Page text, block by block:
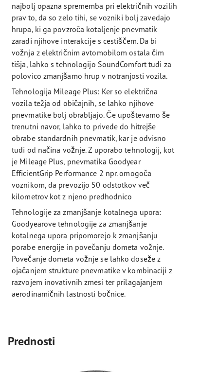
najbolj opazna sprememba pri električnih vozilih
prav to, da so zelo tihi, se vozniki bolj zavedajo
hrupa, ki ga povzroča kotaljenje pnevmatik
zaradi njihove interakcije s cestiščem. Da bi
vožnja z električnim avtomobilom ostala čim
tišja, lahko s tehnologijo SoundComfort tudi za
polovico zmanjšamo hrup v notranjosti vozila.
Tehnologija Mileage Plus: Ker so električna
vozila težja od običajnih, se lahko njihove
pnevmatike bolj obrabljajo. Če upoštevamo še
trenutni navor, lahko to privede do hitrejše
obrabe standardnih pnevmatik, kar je odvisno
tudi od načina vožnje. Z uporabo tehnologij, kot
je Mileage Plus, pnevmatika Goodyear
EfficientGrip Performance 2 npr. omogoča
voznikom, da prevozijo 50 odstotkov več
kilometrov kot z njeno predhodnico
Tehnologije za zmanjšanje kotalnega upora:
Goodyearove tehnologije za zmanjšanje
kotalnega upora pripomorejo k zmanjšanju
porabe energije in povečanju dometa vožnje.
Povečanje dometa vožnje se lahko doseže z
ojačanjem strukture pnevmatike v kombinaciji z
razvojem inovativnih zmesi ter prilagajanjem
aerodinamičnih lastnosti bočnice.
Prednosti